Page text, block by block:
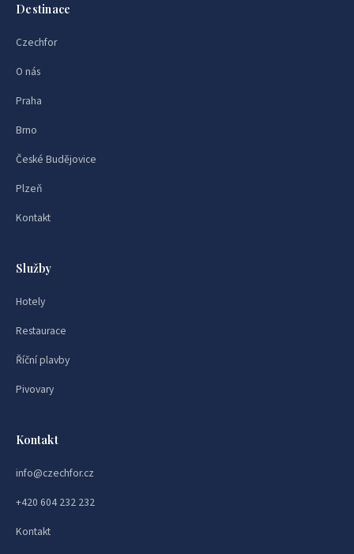
Destinace
Czechfor
O nás
Praha
Brno
České Budějovice
Plzeň
Kontakt
Služby
Hotely
Restaurace
Říční plavby
Pivovary
Kontakt
info@czechfor.cz
+420 604 232 232
Kontakt